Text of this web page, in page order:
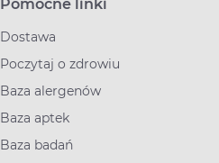
Pomocne linki
Dostawa
Poczytaj o zdrowiu
Baza alergenów
Baza aptek
Baza badań